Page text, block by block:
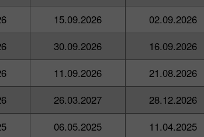
15.09.2026 02.09.2026
30.09.2026 16.09.2026
11.09.2026 21.08.2026
26.03.2027 28.12.2026
06.05.2025 11.04.2025